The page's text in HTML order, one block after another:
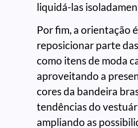
liquidá-las
Por fim, a orientação é
reposicionar parte
como itens de moda
aproveitando a
cores da bandeira
tendências do
ampliando as